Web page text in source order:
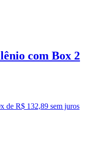
com Box 2
x de R$ 132,89 sem juros